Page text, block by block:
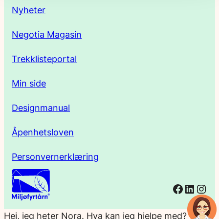
Nyheter
Negotia Magasin
Trekklisteportal
Min side
Designmanual
Åpenhetsloven
Personvernerklæring
Hei, jeg heter Nora. Hva kan jeg hjelpe med?